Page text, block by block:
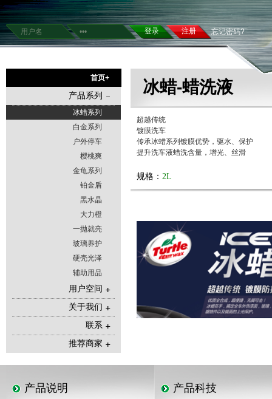
注册 忘记密码?
首页+
产品系列
冰蜡系列
白金系列
户外停车
樱桃爽
金龟系列
铂金盾
黑水晶
大力橙
一抛就亮
玻璃养护
硬壳光泽
辅助用品
用户空间
关于我们
联系
推荐商家
冰蜡-蜡洗液
超越传统
镀膜洗车
传承冰蜡系列镀膜优势，驱水、保护
提升洗车液蜡洗含量，增光、丝滑
规格： 2L
产品说明 产品科技